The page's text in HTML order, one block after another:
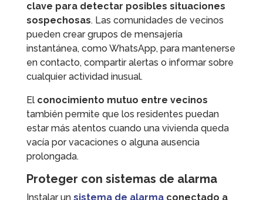
clave para detectar posibles situaciones
sospechosas. Las comunidades de vecinos
pueden crear grupos de mensajería
instantánea, como WhatsApp, para mantenerse
en contacto, compartir alertas o informar sobre
cualquier actividad inusual.
El conocimiento mutuo entre vecinos
también permite que los residentes puedan
estar más atentos cuando una vivienda queda
vacía por vacaciones o alguna ausencia
prolongada.
Proteger con sistemas de alarma
Instalar un sistema de alarmaconectado a